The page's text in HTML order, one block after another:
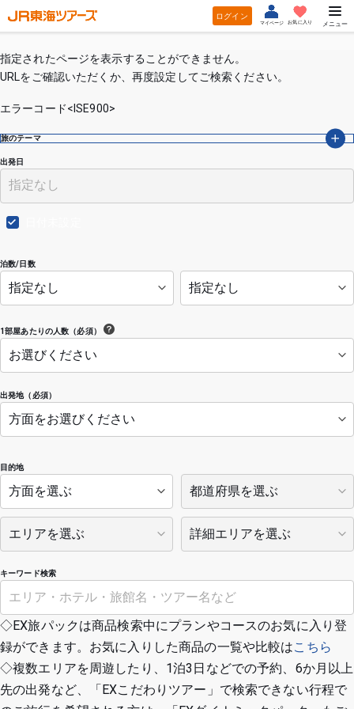
ログイン
マイページ お気に入り メニュー
指定されたページを表示することができません。
URLをご確認いただくか、再度設定してご検索ください。
エラーコード<ISE900>
出発地（必須）
出発日
泊数/日数
1部屋あたりの人数（必須）
目的地
キーワード検索
旅のテーマ
◇EX旅パックは商品検索中にプランやコースのお気に入り登
録ができます。お気に入りした商品の一覧や比較はこちら
◇複数エリアを周遊したり、1泊3日などでの予約、6か月以上
先の出発など、「EXこだわりツアー」で検索できない行程で